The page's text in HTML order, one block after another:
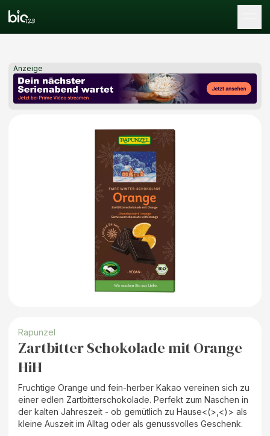
Anzeige
Rapunzel
Zartbitter Schokolade mit Orange
HiH
Fruchtige Orange und fein-herber Kakao vereinen sich zu
einer edlen Zartbitterschokolade. Perfekt zum Naschen in
der kalten Jahreszeit - ob gemütlich zu Hause<(>,<)> als
kleine Auszeit im Alltag oder als genussvolles Geschenk.